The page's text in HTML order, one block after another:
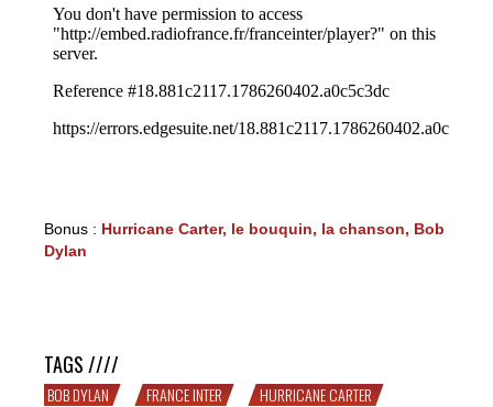
Bonus : Hurricane Carter, le bouquin, la chanson, Bob
Dylan
TAGS ////
BOB DYLAN FRANCE INTER HURRICANE CARTER